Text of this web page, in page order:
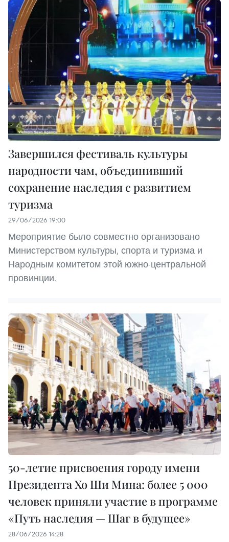
Завершился фестиваль культуры
народности чам, объединивший
сохранение наследия с развитием
туризма
29/06/2026 19:00
Мероприятие было совместно организовано
Министерством культуры, спорта и туризма и
Народным комитетом этой южно-центральной
провинции.
50-летие присвоения городу имени
Президента Хо Ши Мина: более 5 000
человек приняли участие в программе
«Путь наследия — Шаг в будущее»
28/06/2026 14:28